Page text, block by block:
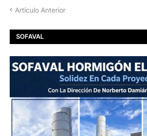
Artículo Anterior
SOFAVAL